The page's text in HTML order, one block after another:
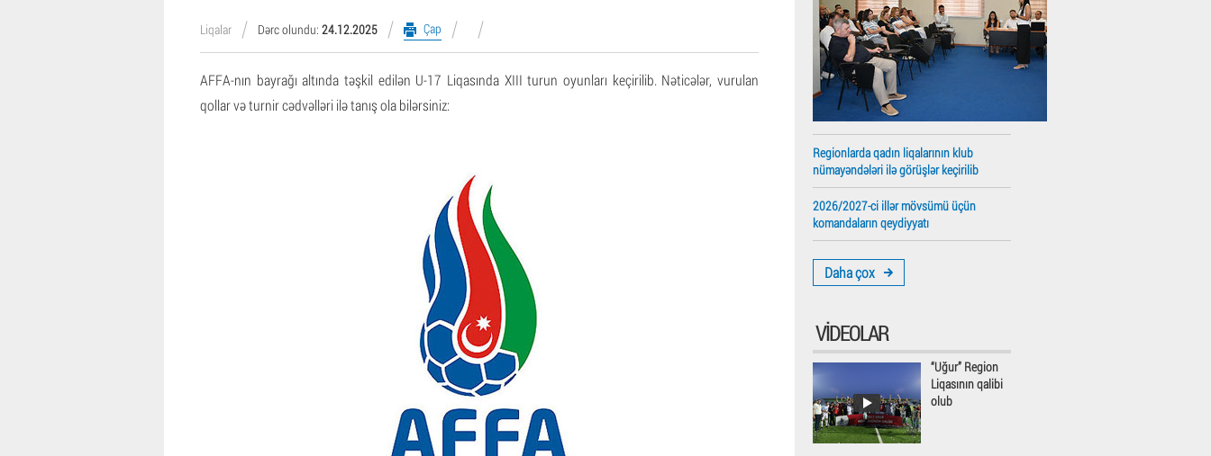
Liqalar Dərc olundu: 24.12.2025 Çap
AFFA-nın bayrağı altında təşkil edilən U-17 Liqasında XIII turun oyunları keçirilib. Nəticələr, vurulan
qollar və turnir cədvəlləri ilə tanış ola bilərsiniz:
Regionlarda qadın liqalarının klub
nümayəndələri ilə görüşlər keçirilib
2026/2027-ci illər mövsümü üçün
komandaların qeydiyyatı
Daha çox
VIDEOLAR
“Uğur” Region
Liqasının qalibi
olub